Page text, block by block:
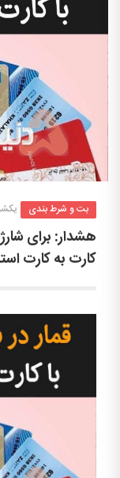
بت و شرط بندی یکشنبه, ۱۴
هشدار: برای
کارت به کارت